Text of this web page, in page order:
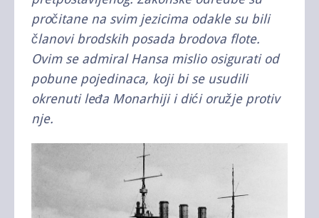
pročitane na svim jezicima odakle su bili
članovi brodskih posada brodova flote.
Ovim se admiral Hansa mislio osigurati od
pobune pojedinaca, koji bi se usudili
okrenuti leđa Monarhiji i dići oružje protiv
nje.